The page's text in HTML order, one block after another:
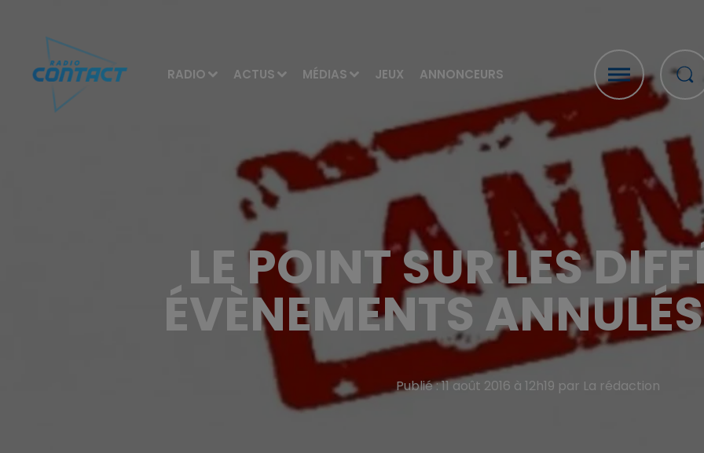
RADIO ACTUS MÉDIAS JEUX ANNONCEURS
LE POINT SUR LES
ÉVÈNEMENTS
Publié : 11 août 2016 à 12h19 par La rédaction